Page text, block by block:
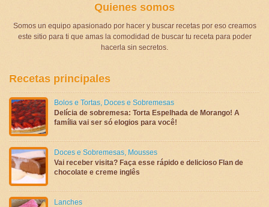
Quienes somos
Somos un equipo apasionado por hacer y buscar recetas por eso creamos
este sitio para ti que amas la comodidad de buscar tu receta para poder
hacerla sin secretos.
Recetas principales
Bolos e Tortas, Doces e Sobremesas
Delícia de sobremesa: Torta Espelhada de Morango! A
família vai ser só elogios para você!
Doces e Sobremesas, Mousses
Vai receber visita? Faça esse rápido e delicioso Flan de
chocolate e creme inglês
Lanches